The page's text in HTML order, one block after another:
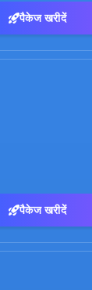
पैकेज खरीदें
पैकेज खरीदें